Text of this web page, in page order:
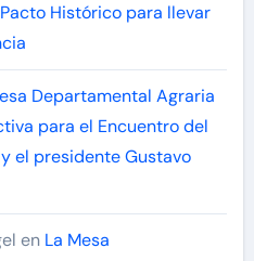
Histórico para llevar
Departamental Agraria
para el Encuentro del
el presidente Gustavo
en La Mesa